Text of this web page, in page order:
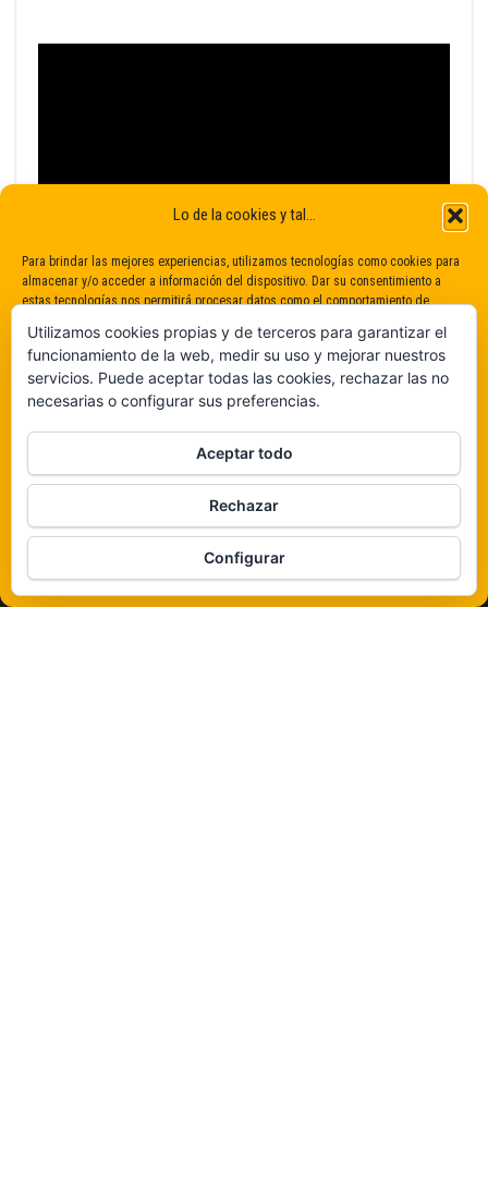
Lo de la cookies y tal...
Para brindar las mejores experiencias, utilizamos tecnologías como cookies para
almacenar y/o acceder a información del dispositivo. Dar su consentimiento a
estas tecnologías nos permitirá procesar datos como el comportamiento de
consentimiento puede afectar negativamente a determinadas características y
funciones.
De ninguna manera
Veámos que hay aquí
Política de cookies
Funciona gracias aWordPress |Tema:Envo Magazine
Utilizamos cookies propias y de terceros para garantizar el
funcionamiento de la web, medir su uso y mejorar nuestros
servicios. Puede aceptar todas las cookies, rechazar las no
necesarias o configurar sus preferencias.
Aceptar todo
Rechazar
Configurar